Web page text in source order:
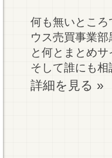
何も無いとこ
ウス売買事業
と何とまとめ
そして誰にも
詳細を見る »